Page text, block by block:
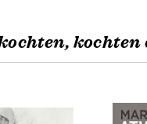
kochten